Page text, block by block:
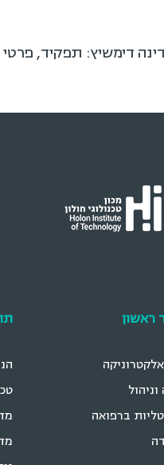
דימשיץ: תפקיד,
ראשון
ברפואה